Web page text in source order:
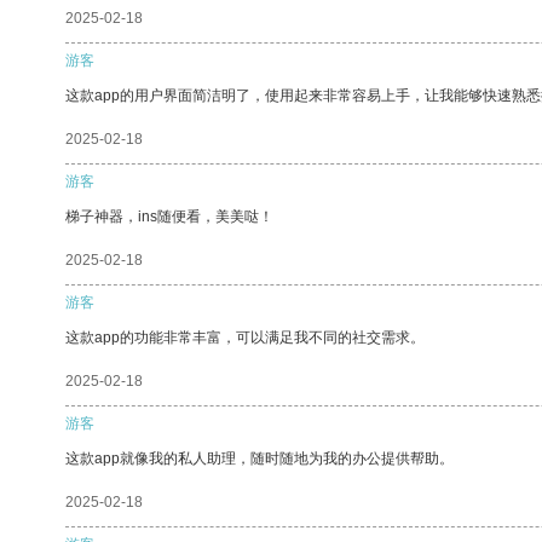
2025-02-18
游客
这款app的用户界面简洁明了，使用起来非常容易上手，让我能够快速熟
2025-02-18
游客
梯子神器，ins随便看，美美哒！
2025-02-18
游客
这款app的功能非常丰富，可以满足我不同的社交需求。
2025-02-18
游客
这款app就像我的私人助理，随时随地为我的办公提供帮助。
2025-02-18